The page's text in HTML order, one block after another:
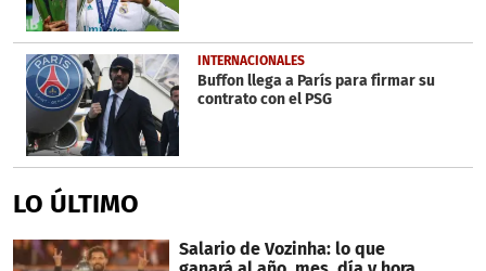
INTERNACIONALES
Buffon llega a París para firmar su
contrato con el PSG
LO ÚLTIMO
Salario de Vozinha: lo que